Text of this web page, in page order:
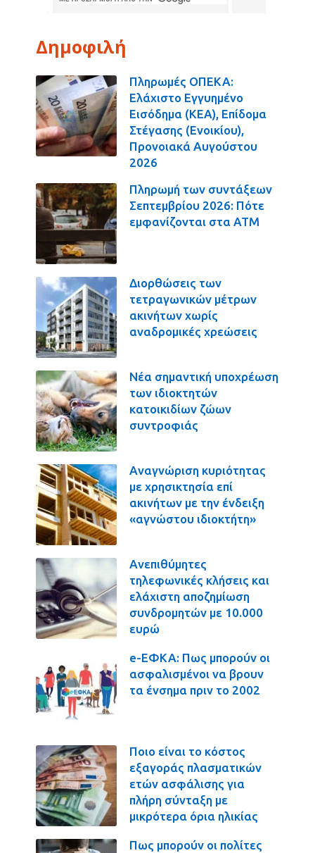
Δημοφιλή
Πληρωμές ΟΠΕΚΑ:
Ελάχιστο Εγγυημένο
Εισόδημα (ΚΕΑ), Επίδομα
Στέγασης (Ενοικίου),
Προνοιακά Αυγούστου
2026
Πληρωμή των συντάξεων
Σεπτεμβρίου 2026: Πότε
εμφανίζονται στα ΑΤΜ
Διορθώσεις των
τετραγωνικών μέτρων
ακινήτων χωρίς
αναδρομικές χρεώσεις
Νέα σημαντική υποχρέωση
των ιδιοκτητών
κατοικιδίων ζώων
συντροφιάς
Αναγνώριση κυριότητας
με χρησικτησία επί
ακινήτων με την ένδειξη
«αγνώστου ιδιοκτήτη»
Ανεπιθύμητες
τηλεφωνικές κλήσεις και
ελάχιστη αποζημίωση
συνδρομητών με 10.000
ευρώ
e-ΕΦΚΑ: Πως μπορούν οι
ασφαλισμένοι να βρουν
τα ένσημα πριν το 2002
Ποιο είναι το κόστος
εξαγοράς πλασματικών
ετών ασφάλισης για
πλήρη σύνταξη με
μικρότερα όρια ηλικίας
Πως μπορούν οι πολίτες